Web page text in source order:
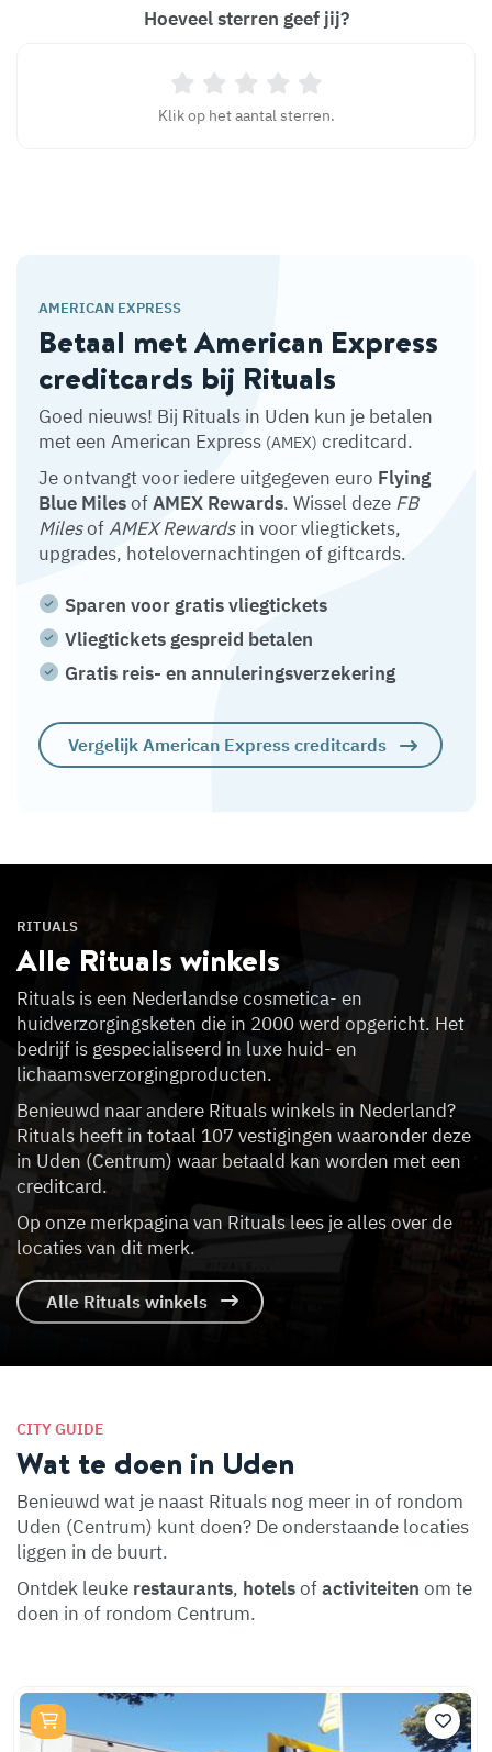
Hoeveel sterren geef jij?
Klik op het aantal sterren.
AMERICAN EXPRESS
Betaal met American Express
creditcards bij Rituals
Goed nieuws! Bij Rituals in Uden kun je betalen
met een American Express (AMEX) creditcard.
Je ontvangt voor iedere uitgegeven euro Flying
Blue MilesofAMEX Rewards. Wissel deze FB
MilesofAMEX Rewardsin voor vliegtickets,
upgrades, hotelovernachtingen of giftcards.
Sparen voor gratis vliegtickets
Vliegtickets gespreid betalen
Gratis reis- en annuleringsverzekering
Vergelijk American Express creditcards
RITUALS
Alle Rituals winkels
Rituals is een Nederlandse cosmetica- en
huidverzorgingsketen die in 2000 werd opgericht. Het
bedrijf is gespecialiseerd in luxe huid- en
lichaamsverzorgingproducten.
Benieuwd naar andere Rituals winkels in Nederland?
Rituals heeft in totaal 107 vestigingen waaronder deze
in Uden (Centrum) waar betaald kan worden met een
creditcard.
Op onze merkpagina van Rituals lees je alles over de
locaties van dit merk.
Alle Rituals winkels
CITY GUIDE
Wat te doen in Uden
Benieuwd wat je naast Rituals nog meer in of rondom
Uden (Centrum) kunt doen? De onderstaande locaties
liggen in de buurt.
Ontdek leuke restaurants, hotelsofactiviteiten om te
doen in of rondom Centrum.